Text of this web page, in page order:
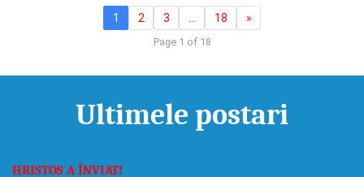
1 2 3 18 »
Page 1 of 18
Ultimele postari
HRISTOS A ÎNVIAT!